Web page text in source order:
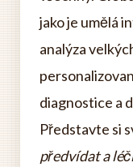
jako je umělá
analýza
diagnostice a
Představte si
předvídat a